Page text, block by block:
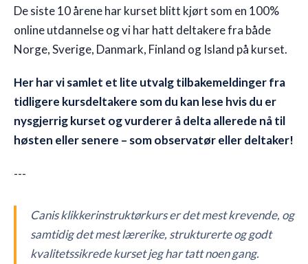
De siste 10 årene har kurset blitt kjørt som en 100%
online utdannelse og vi har hatt deltakere fra både
Norge, Sverige, Danmark, Finland og Island på kurset.
Her har vi samlet et lite utvalg tilbakemeldinger fra
tidligere kursdeltakere som du kan lese hvis du er
nysgjerrig kurset og vurderer å delta allerede nå til
høsten eller senere – som observatør eller deltaker!
---
Canis klikkerinstruktørkurs er det mest krevende, og
samtidig det mest lærerike, strukturerte og godt
kvalitetssikrede kurset jeg har tatt noen gang.